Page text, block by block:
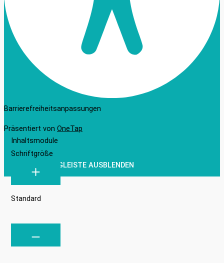
Barrierefreiheitsanpassungen
Präsentiert von OneTap
WERKZEUGLEISTE AUSBLENDEN
Inhaltsmodule
Schriftgröße
Standard